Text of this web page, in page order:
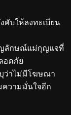
คับให้ลงทะเบียน
ญลักษณ์แม่กุญแจที่
อดภัย
ว่าไม่มีโฆษณา
ความมั่นใจอีก